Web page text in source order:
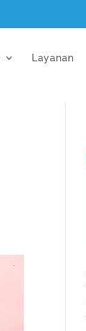
Layanan